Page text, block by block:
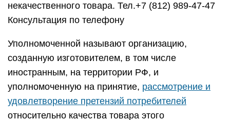
некачественного товара. Тел.+7 (812) 989-47-47
Консультация по телефону
Уполномоченной называют организацию,
созданную изготовителем, в том числе
иностранным, на территории РФ, и
уполномоченную на принятие, рассмотрение и
удовлетворение претензий потребителей
относительно качества товара этого